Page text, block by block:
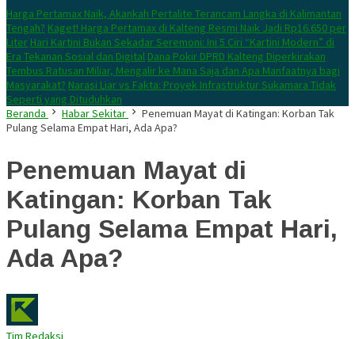
Harga Pertamax Naik, Akankah Pertalite Terancam Langka di Kalimantan
Tengah? Kaget! Harga Pertamax di Kalteng Resmi Naik Jadi Rp16.650 per
Liter Hari Kartini Bukan Sekadar Seremoni: Ini 5 Ciri “Kartini Modern” di
Era Tekanan Sosial dan Digital Dana Pokir DPRD Kalteng Diperkirakan
Tembus Ratusan Miliar, Mengalir ke Mana Saja dan Apa Manfaatnya bagi
Masyarakat? Narasi Liar vs Fakta: Proyek Infrastruktur Sukamara Tidak
Seperti yang Dituduhkan
Beranda
Habar Sekitar
Penemuan Mayat di Katingan: Korban Tak
Pulang Selama Empat Hari, Ada Apa?
Penemuan Mayat di
Katingan: Korban Tak
Pulang Selama Empat Hari,
Ada Apa?
Tim Redaksi